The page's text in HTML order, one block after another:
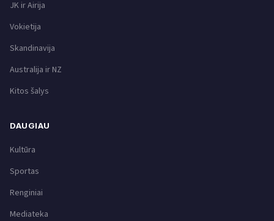
JK ir Airija
Vokietija
Skandinavija
Australija ir NZ
Kitos šalys
DAUGIAU
Kultūra
Sportas
Renginiai
Mediateka